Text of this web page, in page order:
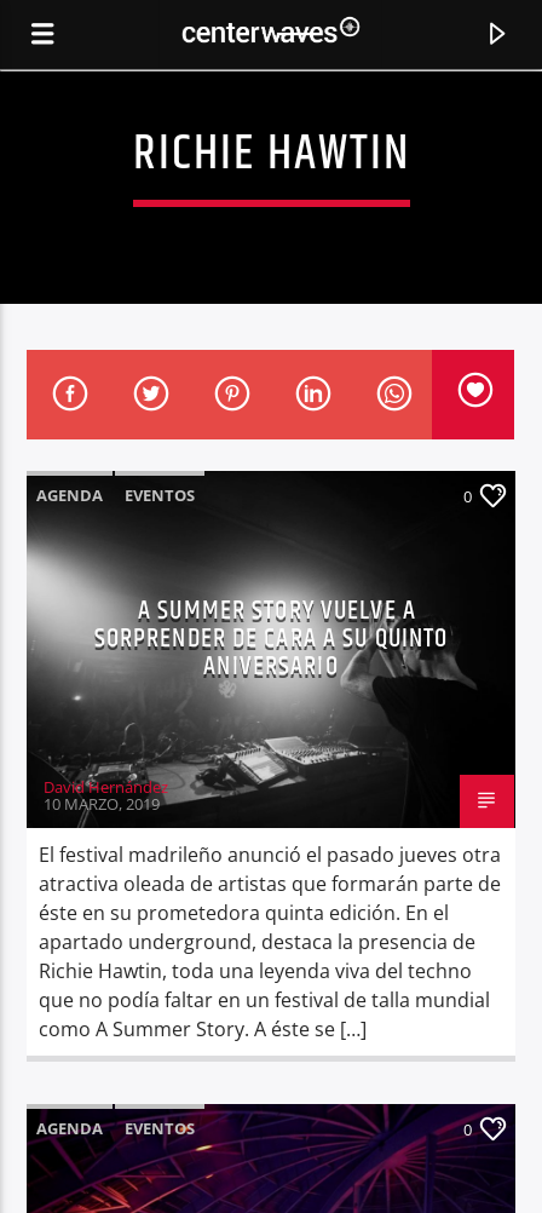
CIRRUS
OLIVER SMITH
Center Waves
RICHIE HAWTIN
AGENDA EVENTOS 0
A SUMMER STORY VUELVE A
SORPRENDER DE CARA A SU QUINTO
ANIVERSARIO
David Hernández
10 MARZO, 2019
El festival madrileño anunció el pasado jueves otra
atractiva oleada de artistas que formarán parte de
éste en su prometedora quinta edición. En el
apartado underground, destaca la presencia de
Richie Hawtin, toda una leyenda viva del techno
que no podía faltar en un festival de talla mundial
como A Summer Story. A éste se […]
AGENDA EVENTOS 0